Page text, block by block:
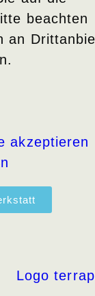
beachten
an
akzeptieren